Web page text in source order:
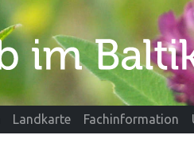
Landkarte Fachinformation